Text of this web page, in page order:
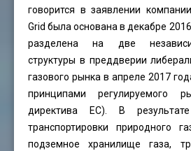
говорится в заявлении
Grid была основана в декабре
разделена на две
структуры в преддверии
газового рынка в апреле 2017
принципами регулируемого
директива ЕС). В
транспортировки природного
подземное хранилище газа,